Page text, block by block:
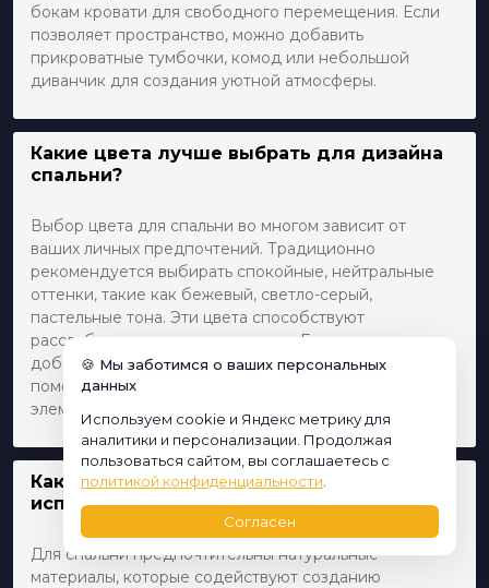
бокам кровати для свободного перемещения. Если
позволяет пространство, можно добавить
прикроватные тумбочки, комод или небольшой
диванчик для создания уютной атмосферы.
Какие цвета лучше выбрать для дизайна
спальни?
Выбор цвета для спальни во многом зависит от
ваших личных предпочтений. Традиционно
рекомендуется выбирать спокойные, нейтральные
оттенки, такие как бежевый, светло-серый,
пастельные тона. Эти цвета способствуют
расслаблению и умиротворению. Если же вы хотите
добавить яркие акценты, то это можно сделать с
помощью декоративных подушек, картин или
элементов текстиля.
Какие материалы предпочтительнее
использовать для отделки спальни?
Для спальни предпочтительны натуральные
материалы, которые содействуют созданию
🍪 Мы заботимся о ваших персональных
данных
Используем cookie и Яндекс метрику для
аналитики и персонализации. Продолжая
пользоваться сайтом, вы соглашаетесь с
политикой конфиденциальности
Согласен